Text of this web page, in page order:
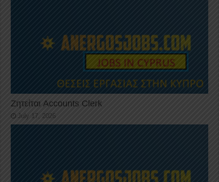
Ζητείται Accounts Clerk
July 17, 2026